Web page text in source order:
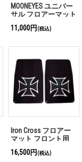
MOONEYES ユニバー
サル フロアーマット
11,000円 (税込)
Iron Cross フロアー
マット フロント用
16,500円 (税込)